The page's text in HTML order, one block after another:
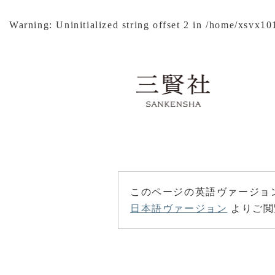
Warning: Uninitialized string offset 2 in/home/
このページの英語ヴァージョ
日本語ヴァージョン よりご